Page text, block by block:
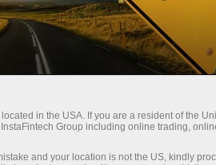
сиз ҳақиқатан
учун
in the USA. If you are a resident of the
Group including online trading,
and your location is not the US, kindly